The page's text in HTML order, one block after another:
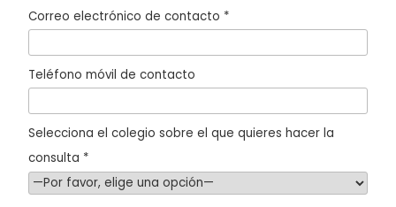
Correo electrónico de contacto *
Teléfono móvil de contacto
Selecciona el colegio sobre el que quieres hacer la
consulta *